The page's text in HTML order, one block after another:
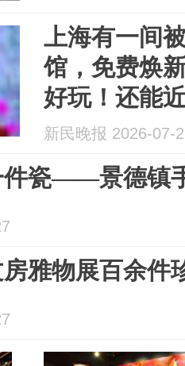
上海有一间
馆，免费焕
好玩！还能
款珍品
新民晚报 2026-07-
件瓷——景德镇
雅物展百余件